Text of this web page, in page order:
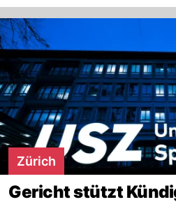
Zürich
Gericht stützt